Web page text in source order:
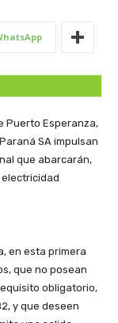
Puerto Esperanza,
SA impulsan
que abarcarán,
en esta primera
que no posean
obligatorio,
y que deseen